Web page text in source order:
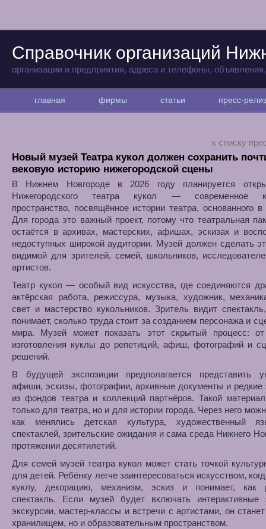
Справочник организаций
организации и предприятия, адреса и телефоны,
главная фирмы статьи пресс-
к списку
Новый музей Театра кукол должен сохранить
вековую историю нижегородской сцены
В Нижнем Новгороде в 2026 году планируется
Нижегородского театра кукол — современное
пространство, посвящённое истории театра, основанного в
Для города это важный проект, потому что театральная
остаётся в архивах, мастерских, афишах, эскизах и
недоступных широкой аудитории. Музей должен сделать
видимой для зрителей, семей, школьников,
артистов.
Театр кукол — особый вид искусства, где соединяются
актёрская работа, режиссура, музыка, художник,
свет и мастерство кукольников. Зритель видит
понимает, сколько труда стоит за созданием персонажа и
мира. Музей может показать этот скрытый процесс:
изготовления куклы до репетиций, афиш, фотографий и
решений.
В будущей экспозиции предполагается представить
афиши, эскизы, фотографии, архивные документы и редкие
из фондов театра и коллекций партнёров. Такой
только для театра, но и для истории города. Через него
как менялись детская культура, художественный
спектаклей, зрительские ожидания и сама среда Нижнего
протяжении десятилетий.
Для семей музей театра кукол может стать точкой
для детей. Ребёнку легче заинтересоваться искусством,
куклу, декорацию, механизм, эскиз и понимает, как
спектакль. Если музей будет включать интерактивные
экскурсии, мастер-классы и встречи с артистами, он
хранилищем, но и образовательным пространством.